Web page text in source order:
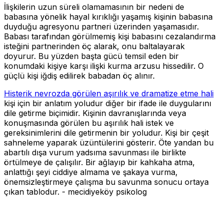
İlişkilerin uzun süreli olamamasının bir nedeni de
babasına yönelik hayal kırıklığı yaşamış kişinin babasına
duyduğu agresyonu partneri üzerinden yaşamasıdır.
Babası tarafından görülmemiş kişi babasını cezalandırma
isteğini partnerinden öç alarak, onu baltalayarak
doyurur. Bu yüzden başta gücü temsil eden bir
konumdaki kişiye karşı ilişki kurma arzusu hissedilir. O
güçlü kişi iğdiş edilirek babadan öç alınır.
Histerik nevrozda görülen aşırılık ve dramatize etme hali
kişi için bir anlatım yoludur diğer bir ifade ile duygularını
dile getirme biçimidir. Kişinin davranışlarında veya
konuşmasında görülen bu aşırılık hali istek ve
gereksinimlerini dile getirmenin bir yoludur. Kişi bir çeşit
sahneleme yaparak üzüntülerini gösterir. Öte yandan bu
abartılı dışa vurum yadsıma savunması ile birlikte
örtülmeye de çalışılır. Bir ağlayıp bir kahkaha atma,
anlattığı şeyi ciddiye almama ve şakaya vurma,
önemsizleştirmeye çalışma bu savunma sonucu ortaya
çıkan tablodur. - mecidiyeköy psikolog